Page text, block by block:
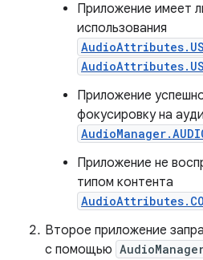
Приложение имеет
использования
Приложение
фокусировку на
Приложение не
типом контента
Второе приложение
с помощью